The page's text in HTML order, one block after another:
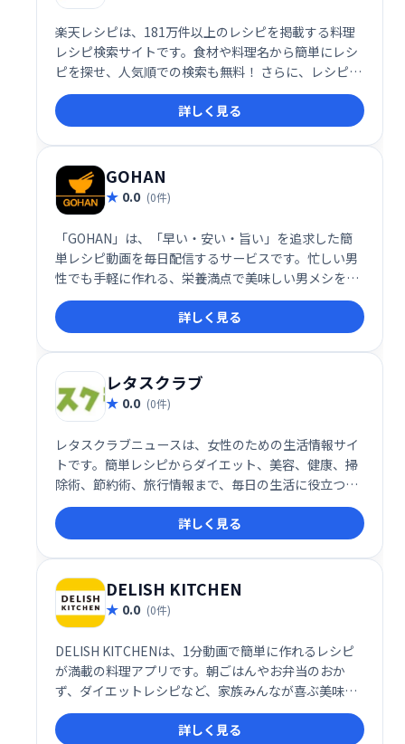
楽天レシピは、181万件以上のレシピを掲載する料理
レシピ検索サイトです。食材や料理名から簡単にレシ
ピを探せ、人気順での検索も無料！ さらに、レシピ投
稿で楽天ポイントも獲得できます。料理の幅を広げた
い方、手軽にポイントを貯めたい方におすすめです。
詳しく見る
GOHAN
0.0 (0件)
「GOHAN」は、「早い・安い・旨い」を追求した簡
単レシピ動画を毎日配信するサービスです。忙しい男
性でも手軽に作れる、栄養満点で美味しい男メシを提
案。毎日更新される動画で、あなたの食卓を豊かに彩
ります。手軽に始められる料理動画を探している方に
おすすめです。
詳しく見る
レタスクラブ
0.0 (0件)
レタスクラブニュースは、女性のための生活情報サイ
トです。簡単レシピからダイエット、美容、健康、掃
除術、節約術、旅行情報まで、毎日の生活に役立つ情
報を幅広くお届けします。身近な食材を使ったプロの
レシピも充実。暮らしを豊かにするヒントが満載で
す。
詳しく見る
DELISH KITCHEN
0.0 (0件)
DELISH KITCHENは、1分動画で簡単に作れるレシピ
が満載の料理アプリです。朝ごはんやお弁当のおか
ず、ダイエットレシピなど、家族みんなが喜ぶ美味し
い料理が手軽に楽しめます。毎日の献立に困ったら、
DELISH KITCHENで検索！詳しく見る